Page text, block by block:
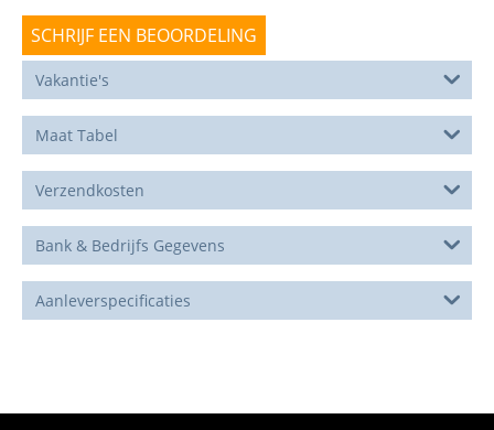
SCHRIJF EEN BEOORDELING
Vakantie's
Maat Tabel
Verzendkosten
Bank & Bedrijfs Gegevens
Aanleverspecificaties